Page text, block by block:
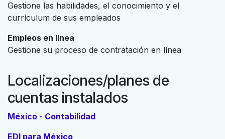
Gestione las habilidades, el conocimiento y el
currículum de sus empleados
Empleos en línea
Gestione su proceso de contratación en línea
Localizaciones/planes de
cuentas instalados
México - Contabilidad
EDI para México